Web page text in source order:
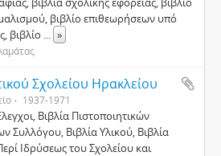
βιβλίο επιθεωρήσεων υπό
βιβλίο ... »
Σχολείου Ηρακλείου
1937-1971
Bιβλία Πιστοποιητικών
Συλλόγου, Bιβλία Yλικού, Bιβλία
Iδρύσεως του Σχολείου και